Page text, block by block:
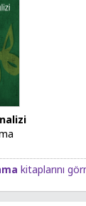
kitaplarını